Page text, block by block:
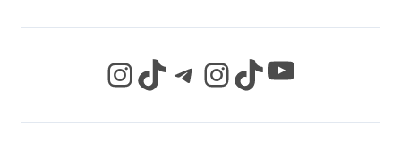
InstagramTikTok Telegram InstagramTikTok YouTube